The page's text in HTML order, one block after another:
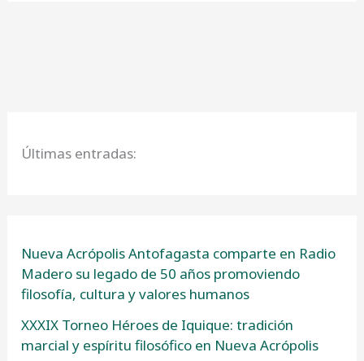
Últimas entradas:
Nueva Acrópolis Antofagasta comparte en Radio
Madero su legado de 50 años promoviendo
filosofía, cultura y valores humanos
XXXIX Torneo Héroes de Iquique: tradición
marcial y espíritu filosófico en Nueva Acrópolis